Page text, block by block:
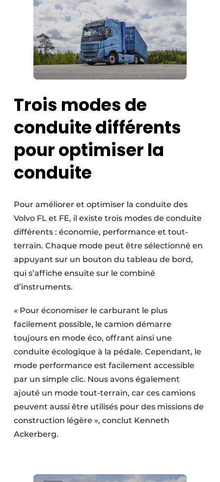
Trois modes de
conduite différents
pour optimiser la
conduite
Pour améliorer et optimiser la conduite des
Volvo FL et FE, il existe trois modes de conduite
différents : économie, performance et tout-
terrain. Chaque mode peut être sélectionné en
appuyant sur un bouton du tableau de bord,
qui s’affiche ensuite sur le combiné
d’instruments.
« Pour économiser le carburant le plus
facilement possible, le camion démarre
toujours en mode éco, offrant ainsi une
conduite écologique à la pédale. Cependant, le
mode performance est facilement accessible
par un simple clic. Nous avons également
ajouté un mode tout-terrain, car ces camions
peuvent aussi être utilisés pour des missions de
construction légère », conclut Kenneth
Ackerberg.